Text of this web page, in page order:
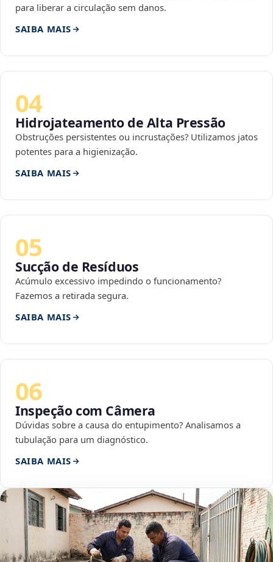
para liberar a circulação sem danos.
SAIBA MAIS
04
Hidrojateamento de Alta Pressão
Obstruções persistentes ou incrustações? Utilizamos jatos
potentes para a higienização.
SAIBA MAIS
05
Sucção de Resíduos
Acúmulo excessivo impedindo o funcionamento?
Fazemos a retirada segura.
SAIBA MAIS
06
Inspeção com Câmera
Dúvidas sobre a causa do entupimento? Analisamos a
tubulação para um diagnóstico.
SAIBA MAIS